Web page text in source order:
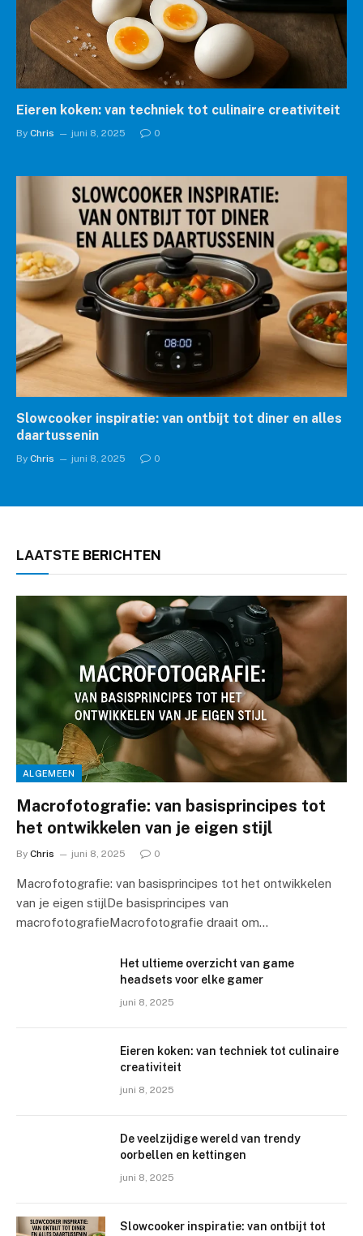
Eieren koken: van techniek tot culinaire creativiteit
By Chris juni 8, 2025 0
Slowcooker inspiratie: van ontbijt tot diner en alles
daartussenin
By Chris juni 8, 2025 0
LAATSTE BERICHTEN
ALGEMEEN
Macrofotografie: van basisprincipes tot
het ontwikkelen van je eigen stijl
By Chris juni 8, 2025 0
Macrofotografie: van basisprincipes tot het ontwikkelen
van je eigen stijlDe basisprincipes van
macrofotografieMacrofotografie draait om…
Het ultieme overzicht van game
headsets voor elke gamer
juni 8, 2025
Eieren koken: van techniek tot culinaire
creativiteit
juni 8, 2025
De veelzijdige wereld van trendy
oorbellen en kettingen
juni 8, 2025
Slowcooker inspiratie: van ontbijt tot